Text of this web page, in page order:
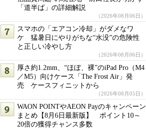
「道半ば」の詳細解説
（2026年08月06日）
スマホの「エアコン冷却」がダメなワ
ケ 猛暑日にやりがちな“水没”の危険性
と正しい冷やし方
（2026年08月06日）
厚さ約1.2mm、“ほぼ、裸”のiPad Pro（M4
／M5）向けケース「The Frost Air」発
売 ケースフィニットから
（2026年08月05日）
WAON POINTやAEON Payのキャンペーン
まとめ【8月6日最新版】 ポイント10～
20倍の獲得チャンス多数